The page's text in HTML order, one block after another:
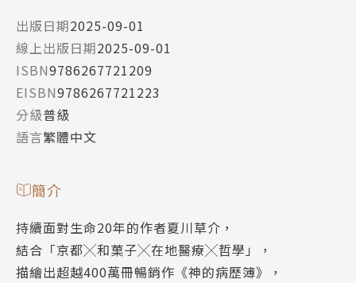
出版日期2025-09-01
線上出版日期2025-09-01
ISBN9786267721209
EISBN9786267721223
分級普級
語言繁體中文
簡介
持續面對生命20年的作者夏川草介，
結合「京都╳和菓子╳在地醫療╳哲學」，
描繪出超越400萬冊暢銷作《神的病歷簿》，